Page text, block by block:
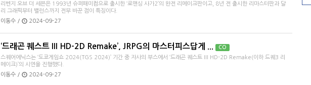
리벤지 오브 더 세븐은 1993년 슈퍼패미컴으로 출시한 ‘로맨싱 사가2’의 완전 리메이크판이고, 8년 전 출시한 리마스터판과 달
리 그래픽부터 밸런스까지 전부 바꾼 점이 특징이다.
이동수 /
2024-09-27
‘드래곤 퀘스트 III HD-2D Remake’, JRPG의 마스터피스답게 ... CO
스퀘어에닉스는 ‘도쿄게임쇼 2024(TGS 2024)’ 기간 중 자사의 부스에서 ‘드래곤 퀘스트 III HD-2D Remake(이하 드퀘3 리
메이크)’의 시연을 진행했다.
이동수 /
2024-09-27